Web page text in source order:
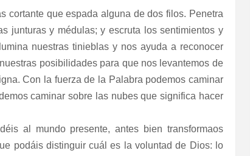
cortante que espada alguna de dos filos. Penetra
junturas y médulas; y escruta los sentimientos y
nuestras tinieblas y nos ayuda a reconocer
posibilidades para que nos levantemos de
Con la fuerza de la Palabra podemos caminar
caminar sobre las nubes que significa hacer
al mundo presente, antes bien transformaos
podáis distinguir cuál es la voluntad de Dios: lo